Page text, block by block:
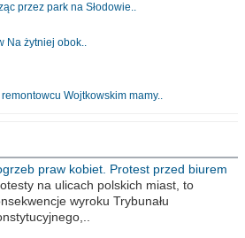
przez park na Słodowie..
Na żytniej obok..
Wojtkowskim mamy..
praw kobiet. Protest przed biurem
PiS
na ulicach polskich miast, to
wyroku Trybunału